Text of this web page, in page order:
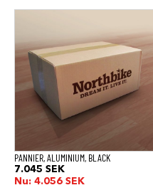
PANNIER, ALUMINIUM, BLACK
7.045 SEK
Nu: 4.056 SEK